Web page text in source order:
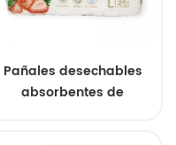
Pañales desechables
absorbentes de